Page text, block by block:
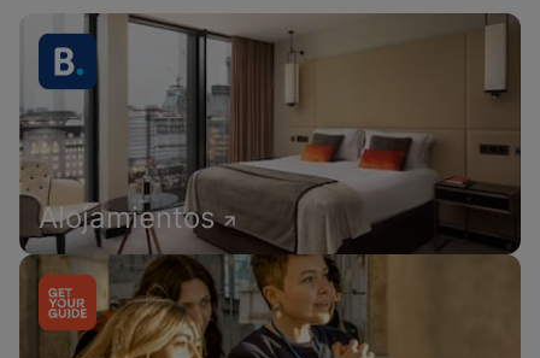
Alojamientos